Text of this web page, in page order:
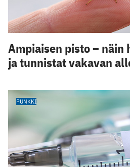
Ampiaisen pisto – näin
ja tunnistat vakavan
PUNKKI